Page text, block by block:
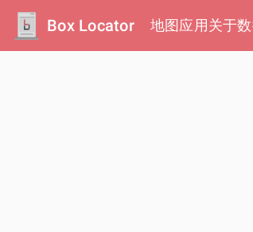
Box Locator 地图应用关于